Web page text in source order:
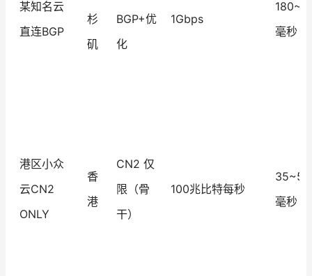
某知名云
直连BGP
杉
矶
BGP+优
化
1Gbps
毫秒
港区小众
云CN2
ONLY
香
港
CN2 仅
限（骨
干）
100兆比特每秒
35~55
毫秒